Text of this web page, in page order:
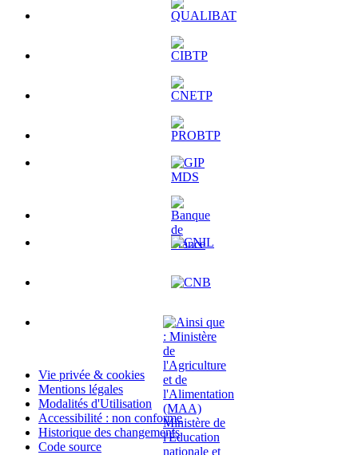
Vie privée & cookies
Mentions légales
Modalités d'Utilisation
Accessibilité : non conforme
Historique des changements
Code source